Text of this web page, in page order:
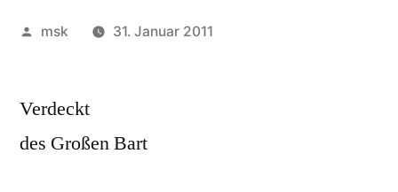
Veröffentlicht
msk 31. Januar 2011
Verdeckt
des Großen Bart